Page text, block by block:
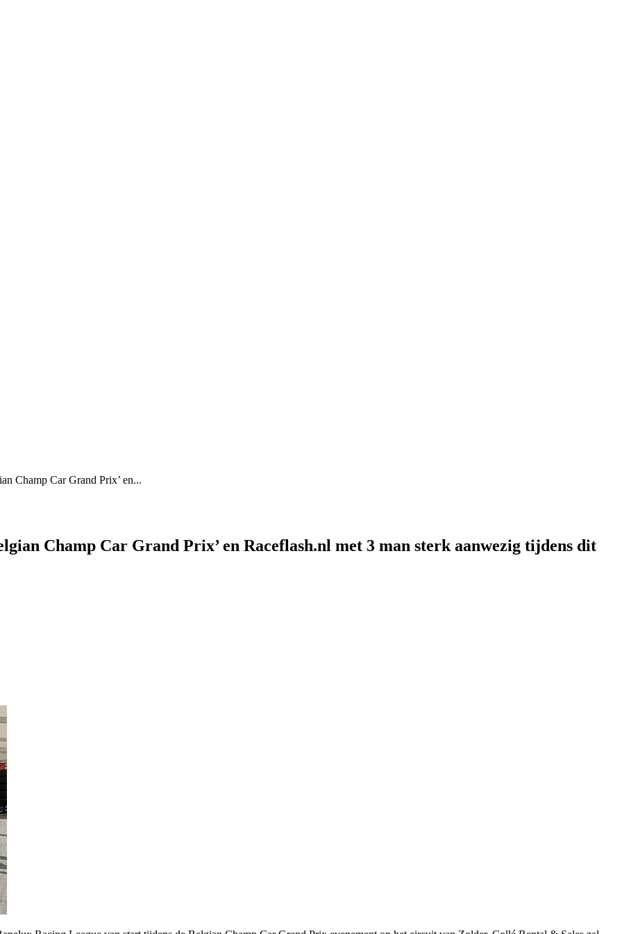
Champ Car Grand Prix’ en...
Champ Car Grand Prix’ en Raceflash.nl met 3 man sterk aanwezig tijdens dit